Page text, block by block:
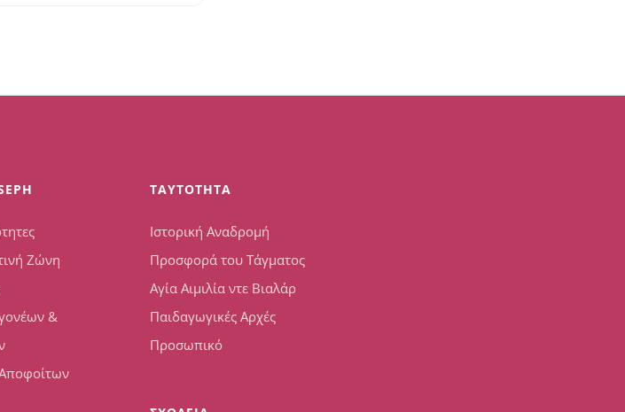
Ζώνη
&
TAYTOTHTA
Ιστορική Αναδρομή
Προσφορά του Τάγματος
Αγία Αιμιλία ντε Βιαλάρ
Παιδαγωγικές Αρχές
Προσωπικό